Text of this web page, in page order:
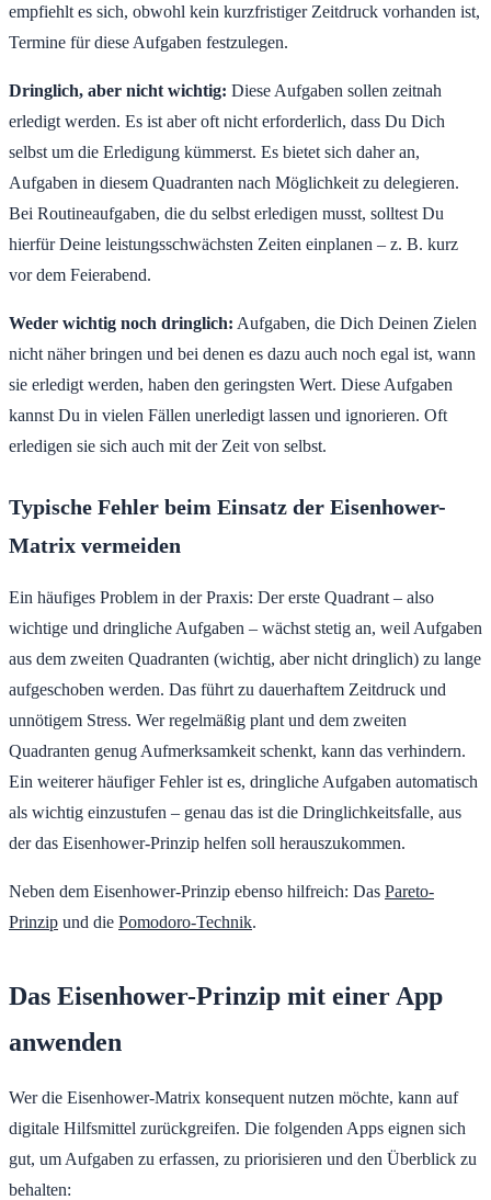
empfiehlt es sich, obwohl kein kurzfristiger Zeitdruck vorhanden ist,
Termine für diese Aufgaben festzulegen.
Dringlich, aber nicht wichtig: Diese Aufgaben sollen zeitnah
erledigt werden. Es ist aber oft nicht erforderlich, dass Du Dich
selbst um die Erledigung kümmerst. Es bietet sich daher an,
Aufgaben in diesem Quadranten nach Möglichkeit zu delegieren.
Bei Routineaufgaben, die du selbst erledigen musst, solltest Du
hierfür Deine leistungsschwächsten Zeiten einplanen – z. B. kurz
vor dem Feierabend.
Weder wichtig noch dringlich: Aufgaben, die Dich Deinen Zielen
nicht näher bringen und bei denen es dazu auch noch egal ist, wann
sie erledigt werden, haben den geringsten Wert. Diese Aufgaben
kannst Du in vielen Fällen unerledigt lassen und ignorieren. Oft
erledigen sie sich auch mit der Zeit von selbst.
Typische Fehler beim Einsatz der Eisenhower-
Matrix vermeiden
Ein häufiges Problem in der Praxis: Der erste Quadrant – also
wichtige und dringliche Aufgaben – wächst stetig an, weil Aufgaben
aus dem zweiten Quadranten (wichtig, aber nicht dringlich) zu lange
aufgeschoben werden. Das führt zu dauerhaftem Zeitdruck und
unnötigem Stress. Wer regelmäßig plant und dem zweiten
Quadranten genug Aufmerksamkeit schenkt, kann das verhindern.
Ein weiterer häufiger Fehler ist es, dringliche Aufgaben automatisch
als wichtig einzustufen – genau das ist die Dringlichkeitsfalle, aus
der das Eisenhower-Prinzip helfen soll herauszukommen.
Neben dem Eisenhower-Prinzip ebenso hilfreich: Das Pareto-
Prinzip und die Pomodoro-Technik.
Das Eisenhower-Prinzip mit einer App
anwenden
Wer die Eisenhower-Matrix konsequent nutzen möchte, kann auf
digitale Hilfsmittel zurückgreifen. Die folgenden Apps eignen sich
gut, um Aufgaben zu erfassen, zu priorisieren und den Überblick zu
behalten: